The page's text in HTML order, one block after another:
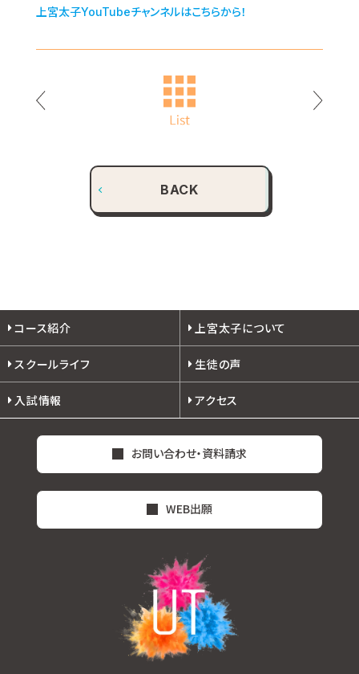
上宮太子YouTubeチャンネルはこちらから！
BACK
コース紹介 上宮太子について
スクールライフ 生徒の声
入試情報 アクセス
お問い合わせ・資料請求
WEB出願